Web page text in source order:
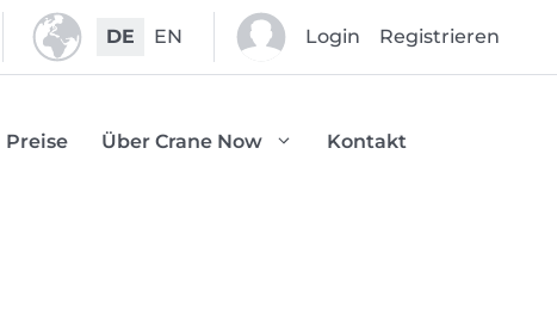
DE EN Login Registrieren
Preise Über Crane Now Kontakt